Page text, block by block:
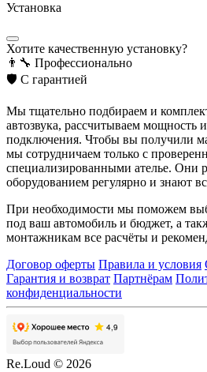
Установка
Хотите качественную установку?
👨‍🔧 Профессионально
🛡️ С гарантией
Мы тщательно подбираем и
автозвука, рассчитываем мощность
подключения. Чтобы вы получили
мы сотрудничаем только с
специализированными ателье. Они
оборудованием регулярно и знают
При необходимости мы поможем
под ваш автомобиль и бюджет, а
монтажникам все расчёты и
Договор оферты Правила и условия
Гарантия и возврат Партнёрам
конфиденциальности
Re.Loud © 2026